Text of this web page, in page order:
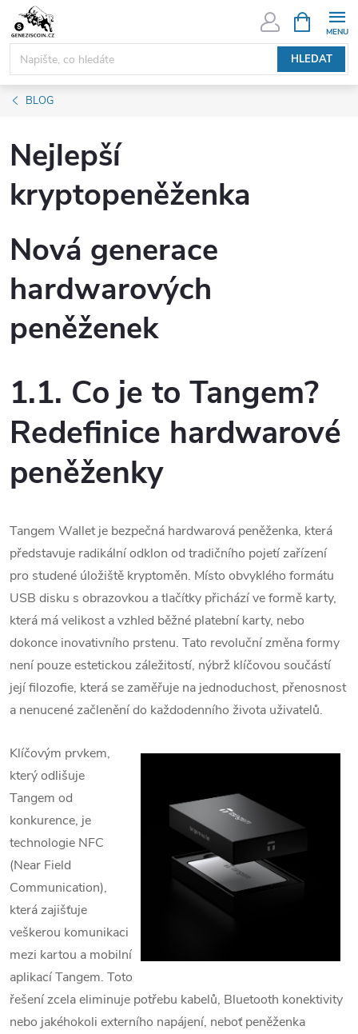
obsah
HLEDAT
NÁKUPNÍ
KOŠÍK
BLOG
Nejlepší
kryptopeněženka
Nová generace
hardwarových
peněženek
1.1. Co je to Tangem?
Redefinice hardwarové
peněženky
Tangem Wallet je bezpečná hardwarová peněženka, která
představuje radikální odklon od tradičního pojetí zařízení
pro studené úložiště kryptoměn. Místo obvyklého formátu
USB disku s obrazovkou a tlačítky přichází ve formě karty,
která má velikost a vzhled běžné platební karty, nebo
dokonce inovativního prstenu. Tato revoluční změna formy
není pouze estetickou záležitostí, nýbrž klíčovou součástí
její filozofie, která se zaměřuje na jednoduchost, přenosnost
a nenucené začlenění do každodenního života uživatelů.
Klíčovým prvkem,
který odlišuje
Tangem od
konkurence, je
technologie NFC
(Near Field
Communication),
která zajišťuje
veškerou komunikaci
mezi kartou a mobilní
aplikací Tangem. Toto
řešení zcela eliminuje potřebu kabelů, Bluetooth konektivity
nebo jakéhokoli externího napájení, neboť peněženka